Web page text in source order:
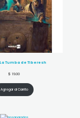
La Tumba de Tiberesh
$ 19.00
Agregar al Carrito